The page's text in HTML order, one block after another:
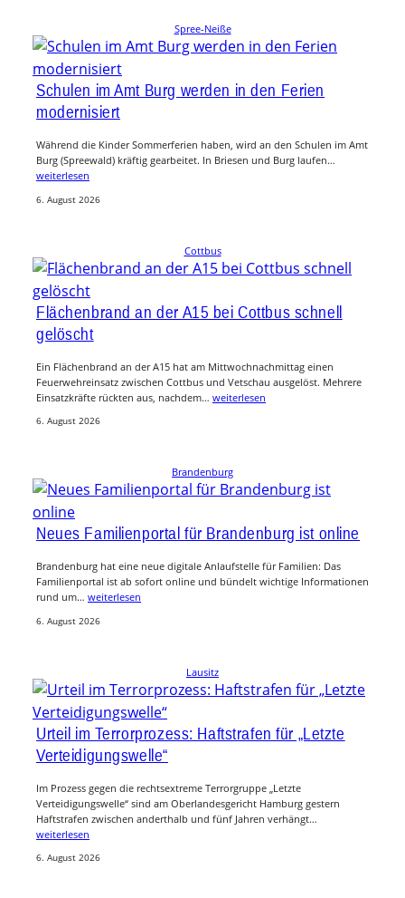
Spree-Neiße
Schulen im Amt Burg werden in den Ferien
modernisiert
Während die Kinder Sommerferien haben, wird an den Schulen im Amt
Burg (Spreewald) kräftig gearbeitet. In Briesen und Burg laufen…
weiterlesen
6. August 2026
Cottbus
Flächenbrand an der A15 bei Cottbus schnell
gelöscht
Ein Flächenbrand an der A15 hat am Mittwochnachmittag einen
Feuerwehreinsatz zwischen Cottbus und Vetschau ausgelöst. Mehrere
Einsatzkräfte rückten aus, nachdem… weiterlesen
6. August 2026
Brandenburg
Neues Familienportal für Brandenburg ist online
Brandenburg hat eine neue digitale Anlaufstelle für Familien: Das
Familienportal ist ab sofort online und bündelt wichtige Informationen
rund um… weiterlesen
6. August 2026
Lausitz
Urteil im Terrorprozess: Haftstrafen für „Letzte
Verteidigungswelle“
Im Prozess gegen die rechtsextreme Terrorgruppe „Letzte
Verteidigungswelle“ sind am Oberlandesgericht Hamburg gestern
Haftstrafen zwischen anderthalb und fünf Jahren verhängt…
weiterlesen
6. August 2026